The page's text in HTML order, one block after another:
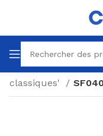
classiques'